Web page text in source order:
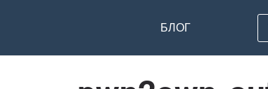
БЛОГ